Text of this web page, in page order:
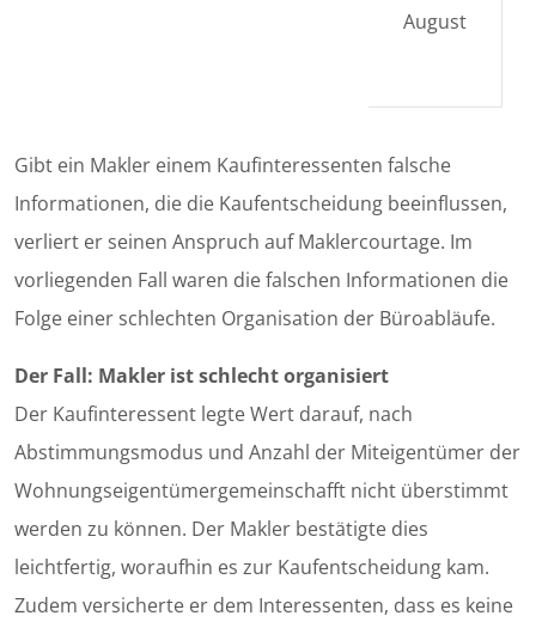
August
Gibt ein Makler einem Kaufinteressenten falsche
Informationen, die die Kaufentscheidung beeinflussen,
verliert er seinen Anspruch auf Maklercourtage. Im
vorliegenden Fall waren die falschen Informationen die
Folge einer schlechten Organisation der Büroabläufe.
Der Fall: Makler ist schlecht organisiert
Der Kaufinteressent legte Wert darauf, nach
Abstimmungsmodus und Anzahl der Miteigentümer der
Wohnungseigentümergemeinschafft nicht überstimmt
werden zu können. Der Makler bestätigte dies
leichtfertig, woraufhin es zur Kaufentscheidung kam.
Zudem versicherte er dem Interessenten, dass es keine